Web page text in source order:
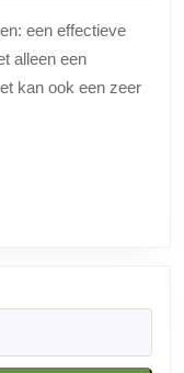
manier
om
een effectieve
alleen een
kan ook een zeer